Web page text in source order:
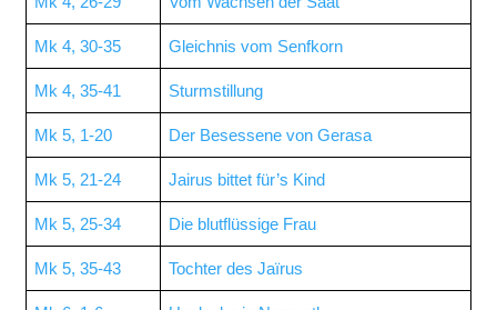
Mk 4, 30-35 Gleichnis vom Senfkorn
Mk 4, 35-41 Sturmstillung
Mk 5, 1-20 Der Besessene von Gerasa
Mk 5, 21-24 Jairus bittet für’s Kind
Mk 5, 25-34 Die blutflüssige Frau
Mk 5, 35-43 Tochter des Jaïrus